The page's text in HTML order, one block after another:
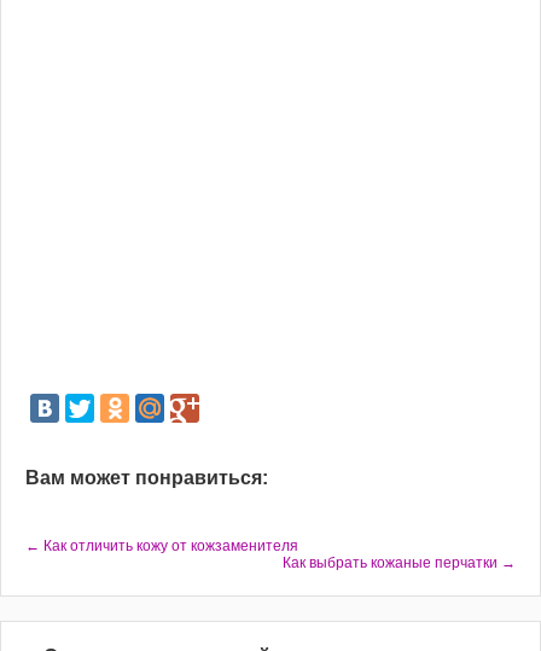
Вам может понравиться:
← Как отличить кожу от кожзаменителя
Как выбрать кожаные перчатки →